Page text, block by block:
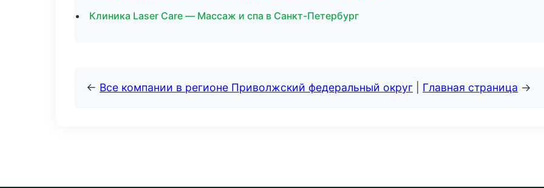
Клиника Laser Care — Массаж и спа в Санкт-Петербург
← Все компании в регионе Приволжский федеральный округ Главная страница →